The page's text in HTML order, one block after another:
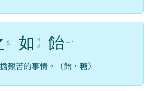
ㄓ 如 ㄖ
ㄨ ˊ 飴 ㄧ ˊ
艱苦的事情。（飴，糖）